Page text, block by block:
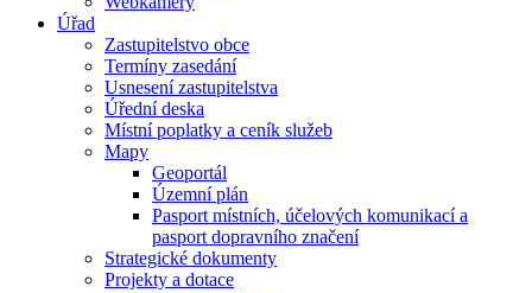
Úřad
Zastupitelstvo obce
Termíny zasedání
Usnesení zastupitelstva
Úřední deska
Místní poplatky a ceník služeb
Mapy
Geoportál
Územní plán
Pasport místních, účelových komunikací a
pasport dopravního značení
Strategické dokumenty
Projekty a dotace